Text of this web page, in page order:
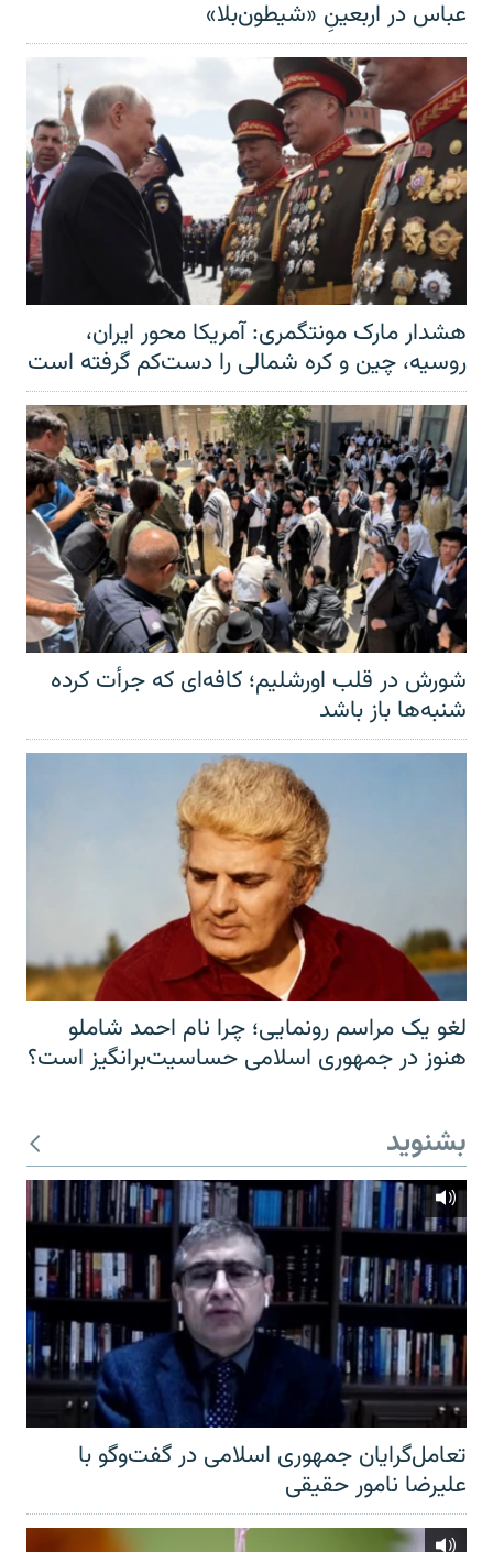
عباس در اربعینِ «شیطون‌بلا»
هشدار مارک مونتگمری: آمریکا محور ایران،
روسیه، چین و کره شمالی را دست‌کم گرفته است
شورش در قلب اورشلیم؛ کافه‌ای که جرأت کرده
شنبه‌ها باز باشد
لغو یک مراسم رونمایی؛ چرا نام احمد شاملو
هنوز در جمهوری اسلامی حساسیت‌برانگیز است؟
بشنوید
تعامل‌گرایان جمهوری اسلامی در گفت‌وگو با
علیرضا نامور حقیقی